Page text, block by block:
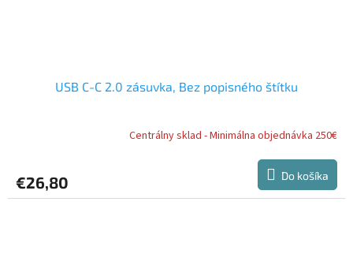
USB C-C 2.0 zásuvka, Bez popisného štítku
Centrálny sklad - Minimálna objednávka 250€
€26,80 Do košíka